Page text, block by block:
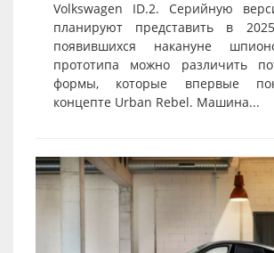
Volkswagen ID.2. Серийную
планируют представить в
появившихся накануне
прототипа можно различить
формы, которые впервые
концепте Urban Rebel. Машина...